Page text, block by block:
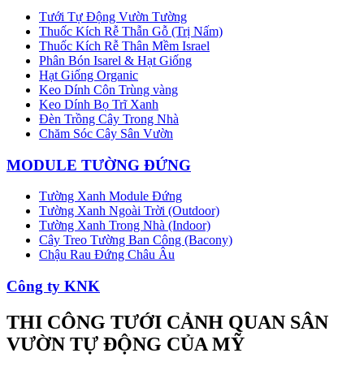
Tưới Tự Động Vườn Tường
Thuốc Kích Rễ Thẫn Gỗ (Trị Nấm)
Thuốc Kích Rễ Thân Mềm Israel
Phân Bón Isarel & Hạt Giống
Hạt Giống Organic
Keo Dính Côn Trùng vàng
Keo Dính Bọ Trĩ Xanh
Đèn Trồng Cây Trong Nhà
Chăm Sóc Cây Sân Vườn
MODULE TƯỜNG ĐỨNG
Tường Xanh Module Đứng
Tường Xanh Ngoài Trời (Outdoor)
Tường Xanh Trong Nhà (Indoor)
Cây Treo Tường Ban Công (Bacony)
Chậu Rau Đứng Châu Âu
Công ty KNK
THI CÔNG TƯỚI CẢNH QUAN SÂN
VƯỜN TỰ ĐỘNG CỦA MỸ